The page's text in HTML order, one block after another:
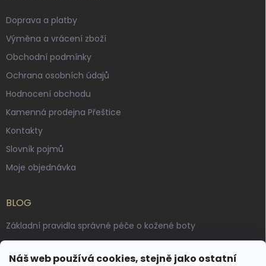
Náš web používá cookies, stejně jako ostatní
Doprava a platby
Výměna a vrácení zboží
Obchodní podmínky
Ochrana osobních údajů
Hodnocení obchodu
Kamenná prodejna Přeštice
Kontakty
Slovník pojmů
Moje objednávka
BLOG
Základní pravidla správné péče o kožené boty